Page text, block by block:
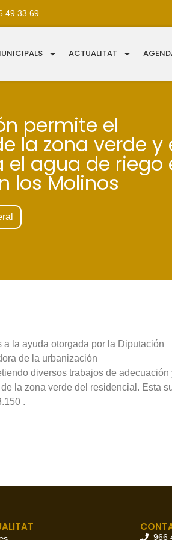
49 33 69
ACTUALITAT
permite el
la zona verde y
agua de riego
los Molinos
la ayuda otorgada por la Diputación
de la urbanización
diversos trabajos de
la zona verde del residencial. Esta
.
966